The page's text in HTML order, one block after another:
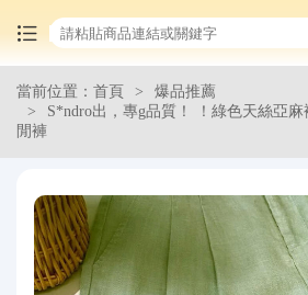
首頁
集運服務
爆品推薦
當前位置：首頁
爆品推薦
S*ndro出，專g品質！ ！綠色天絲亞
閒褲